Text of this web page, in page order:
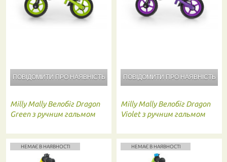
ПОВІДОМИТИ ПРО НАЯВНІСТЬ
Milly Mally Велобіг Dragon
Green з ручним гальмом
ПОВІДОМИТИ ПРО НАЯВНІСТЬ
Milly Mally Велобіг Dragon
Violet з ручним гальмом
НЕМАЄ В НАЯВНОСТІ НЕМАЄ В НАЯВНОСТІ